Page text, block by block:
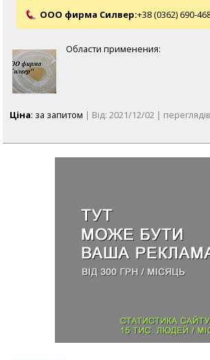
ООО фирма Силвер:+38 (0362) 690-
Области применения:
Ціна: за запитом | Від: 2021/12/02 |